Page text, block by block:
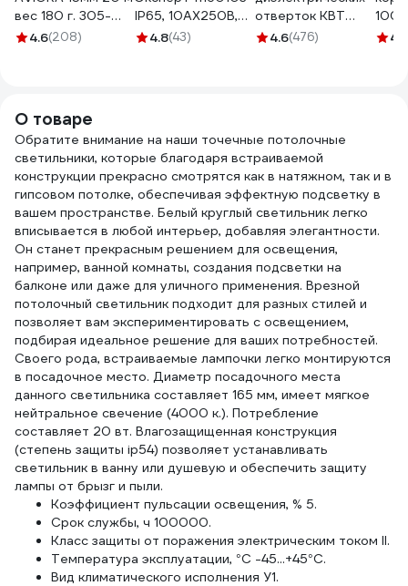
вес 180 г. 305-
0654.6(208)
IP65, 10АХ250В,
ОУ, серый
4.8(43)
отверток КВТ
Профи НИО-09
4.6(476) 4.7
О товаре
Обратите внимание на наши точечные потолочные
светильники, которые благодаря встраиваемой
конструкции прекрасно смотрятся как в натяжном, так и в
гипсовом потолке, обеспечивая эффектную подсветку в
вашем пространстве. Белый круглый светильник легко
вписывается в любой интерьер, добавляя элегантности.
Он станет прекрасным решением для освещения,
например, ванной комнаты, создания подсветки на
балконе или даже для уличного применения. Врезной
потолочный светильник подходит для разных стилей и
позволяет вам экспериментировать с освещением,
подбирая идеальное решение для ваших потребностей.
Своего рода, встраиваемые лампочки легко монтируются
в посадочное место. Диаметр посадочного места
данного светильника составляет 165 мм, имеет мягкое
нейтральное свечение (4000 к.). Потребление
составляет 20 вт. Влагозащищенная конструкция
(степень защиты ip54) позволяет устанавливать
светильник в ванну или душевую и обеспечить защиту
лампы от брызг и пыли.
Коэффициент пульсации освещения, % 5.
Срок службы, ч 100000.
Класс защиты от поражения электрическим током II.
Температура эксплуатации, °C -45...+45°C.
Вид климатического исполнения У1.